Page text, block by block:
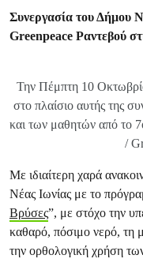
Συνεργασία του Δήμου
Greenpeace Ραντεβού
Την Πέμπτη 10
στο πλαίσιο αυτής της
και των μαθητών από το
/
Με ιδιαίτερη χαρά
Νέας Ιωνίας με το
Βρύσες”, με στόχο την
καθαρό, πόσιμο νερό, τη
την ορθολογική χρήση